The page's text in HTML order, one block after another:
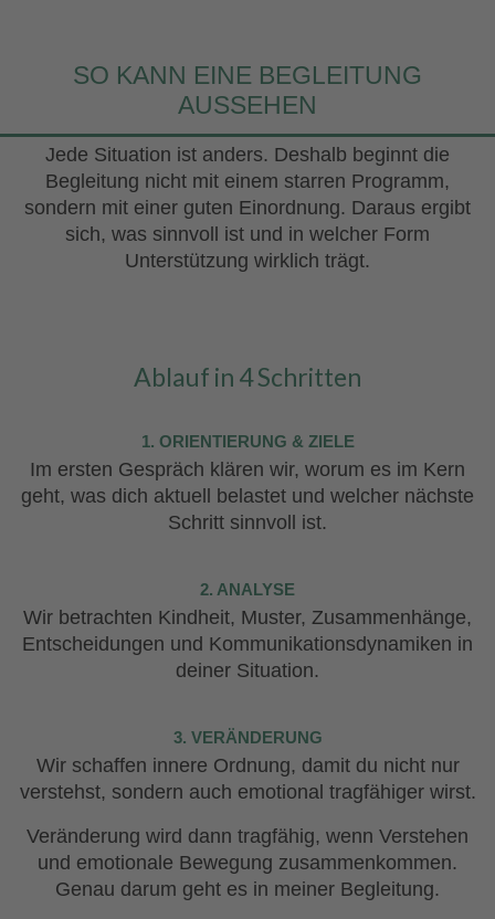
SO KANN EINE BEGLEITUNG
AUSSEHEN
Jede Situation ist anders. Deshalb beginnt die
Begleitung nicht mit einem starren Programm,
sondern mit einer guten Einordnung. Daraus ergibt
sich, was sinnvoll ist und in welcher Form
Unterstützung wirklich trägt.
Ablauf in 4 Schritten
1. ORIENTIERUNG & ZIELE
Im ersten Gespräch klären wir, worum es im Kern
geht, was dich aktuell belastet und welcher nächste
Schritt sinnvoll ist.
2. ANALYSE
Wir betrachten Kindheit, Muster, Zusammenhänge,
Entscheidungen und Kommunikationsdynamiken in
deiner Situation.
3. VERÄNDERUNG
Wir schaffen innere Ordnung, damit du nicht nur
verstehst, sondern auch emotional tragfähiger wirst.
Veränderung wird dann tragfähig, wenn Verstehen
und emotionale Bewegung zusammenkommen.
Genau darum geht es in meiner Begleitung.